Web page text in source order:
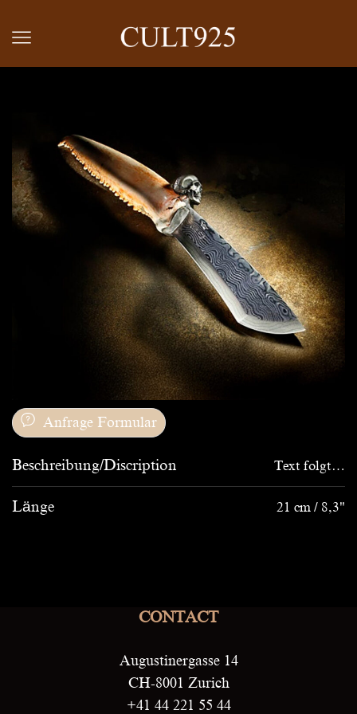
Anfrage Formular
Beschreibung/Discription Text folgt…
Länge 21 cm / 8,3"
CONTACT
Augustinergasse 14
CH-8001 Zurich
+41 44 221 55 44